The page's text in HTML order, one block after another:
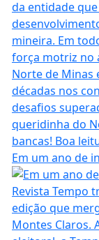
Em um ano de